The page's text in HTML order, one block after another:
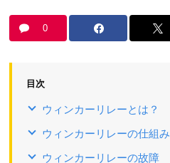
0
目次
ウィンカーリレーとは？
ウィンカーリレーの仕組み
ウィンカーリレーの故障